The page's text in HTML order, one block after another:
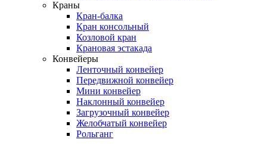
Краны
Кран-балка
Кран консольный
Козловой кран
Крановая эстакада
Конвейеры
Ленточный конвейер
Передвижной конвейер
Мини конвейер
Наклонный конвейер
Загрузочный конвейер
Желобчатый конвейер
Рольганг